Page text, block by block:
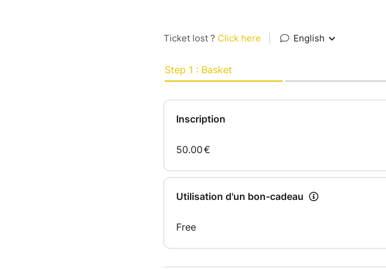
Ticket lost ? Click here English
Step 1 : Basket
Inscription
50.00€
Utilisation d'un bon-cadeau
Free